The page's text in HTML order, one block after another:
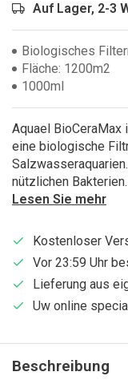
Auf Lager, 2-3
Biologisches
Fläche: 1200m2
1000ml
Aquael
eine biologische
nützlichen
Lesen Sie mehr
Kostenloser
Vor 23:59 Uhr
Lieferung aus
Uw online
Beschreibung